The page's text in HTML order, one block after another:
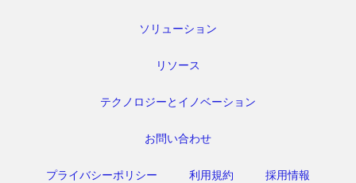
ソリューション
リソース
テクノロジーとイノベーション
お問い合わせ
プライバシーポリシー 利用規約 採用情報